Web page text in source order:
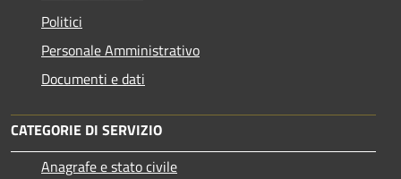
Politici
Personale Amministrativo
Documenti e dati
CATEGORIE DI SERVIZIO
Anagrafe e stato civile